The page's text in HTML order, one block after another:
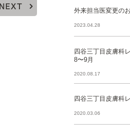
NEXT
外来担当医変更の
2023.04.28
四谷三丁目皮膚
8〜9月
2020.08.17
四谷三丁目皮膚科
2020.03.06